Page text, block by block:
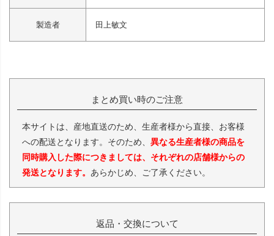
製造者 田上敏文
まとめ買い時のご注意
本サイトは、産地直送のため、生産者様から直接、お客様
への配送となります。そのため、 異なる生産者様の商品を
同時購入した際につきましては、それぞれの店舗様からの
発送となります。 あらかじめ、ご了承ください。
返品・交換について